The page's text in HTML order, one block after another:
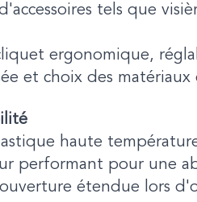
tels que
ergonomique,
et choix des
haute
performant pour une
étendue lors